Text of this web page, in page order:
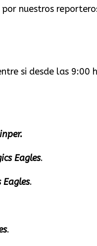
nuestros
si desde las 9:00
Eagles.
Eagles.
.